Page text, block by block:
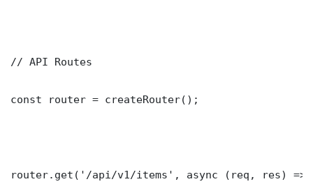
// API Routes
const router = createRouter();
router.get('/api/v1/items', async (req, res) =>